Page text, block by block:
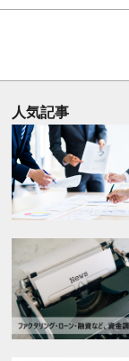
人気記事